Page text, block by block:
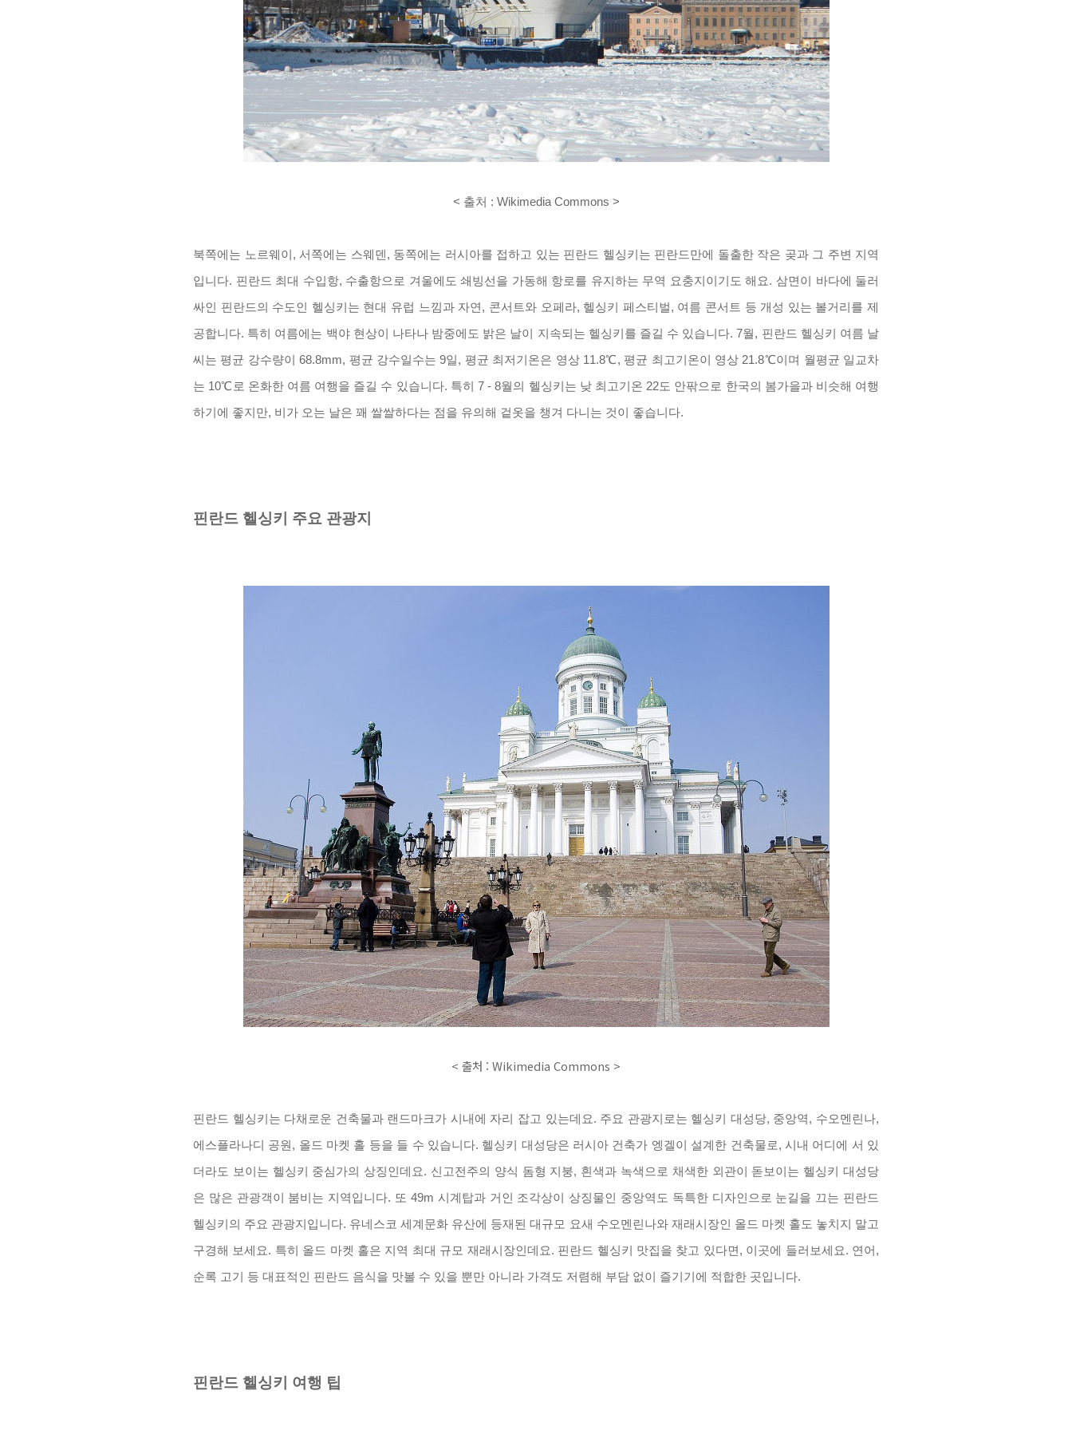
< 출처 : Wikimedia Commons >
북쪽에는 노르웨이, 서쪽에는 스웨덴, 동쪽에는 러시아를 접하고 있는 핀란드 헬싱키는 핀란드만에 돌출한 작은 곶과 그 주변 지역
입니다. 핀란드 최대 수입항, 수출항으로 겨울에도 쇄빙선을 가동해 항로를 유지하는 무역 요충지이기도 해요. 삼면이 바다에 둘러
싸인 핀란드의 수도인 헬싱키는 현대 유럽 느낌과 자연 , 콘서트와 오페라, 헬싱키 페스티벌, 여름 콘서트 등 개성 있는 볼거리를 제
공합니다. 특히 여름에는 백야 현상이 나타나 밤중에도 밝은 날이 지속되는 헬싱키를 즐길 수 있습니다. 7월, 핀란드 헬싱키 여름 날
씨는 평균 강수량이68.8mm, 평균 강수일수는9일, 평균 최저기온은 영상 11.8℃, 평균 최고기온이 영상 21.8℃이며 월평균 일교차
는 10℃ 로 온화한 여름 여행을 즐길 수 있습니다. 특히7 - 8월의 헬싱키는 낮 최고기온 22도 안팎으로 한국의 봄가을과 비슷해 여행
하기에 좋지만, 비가 오는 날은 꽤 쌀쌀하다는 점을 유의해 겉옷을 챙겨 다니는 것이 좋습니다.
핀란드 헬싱키 주요 관광지
< 출처 : Wikimedia Commons >
핀란드 헬싱키는 다채로운 건축물과 랜드마크가 시내에 자리 잡고 있는데요. 주요 관광지로는 헬싱키 대성당, 중앙역, 수오멘린나,
에스플라나디 공원 , 올드 마켓 홀 등을 들 수 있습니다. 헬싱키 대성당은 러시아 건축가 엥겔이 설계한 건축물로, 시내 어디에 서 있
더라도 보이는 헬싱키 중심가의 상징인데요. 신고전주의 양식 돔형 지붕, 흰색과 녹색으로 채색한 외관이 돋보이는 헬싱키 대성당
은 많은 관광객이 붐비는 지역입니다. 또 49m 시계탑과 거인 조각상이 상징물인 중앙역도 독특한 디자인으로 눈길을 끄는 핀란드
헬싱키의 주요 관광지입니다. 유네스코 세계문화 유산에 등재된 대규모 요새 수오멘린나와 재래시장인 올드 마켓 홀도 놓치지 말고
구경해 보세요. 특히 올드 마켓 홀은 지역 최대 규모 재래시장인데요. 핀란드 헬싱키 맛집을 찾고 있다면 , 이곳에 들러보세요. 연어 ,
순록 고기 등 대표적인 핀란드 음식을 맛볼 수 있을 뿐만 아니라 가격도 저렴해 부담 없이 즐기기에 적합한 곳입니다.
핀란드 헬싱키 여행 팁